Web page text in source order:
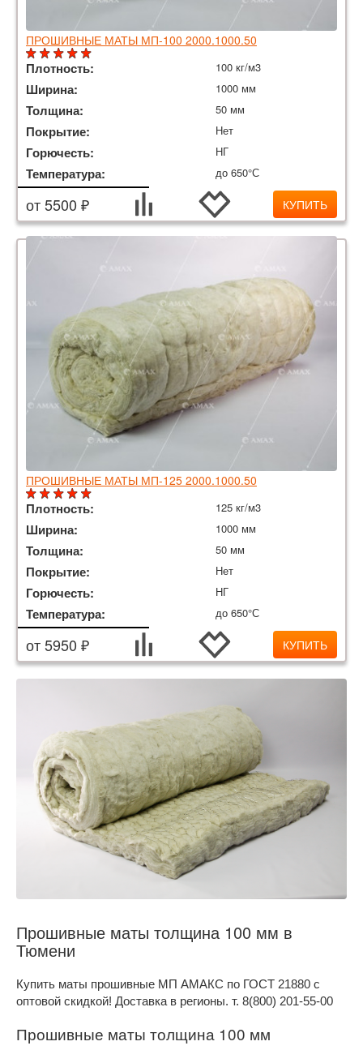
ПРОШИВНЫЕ МАТЫ МП-100 2000.1000.50
Плотность: 100 кг/м3
Ширина: 1000 мм
Толщина: 50 мм
Покрытие: Нет
Горючесть: НГ
Температура: до 650°С
от 5500 ₽ КУПИТЬ
ПРОШИВНЫЕ МАТЫ МП-125 2000.1000.50
Плотность: 125 кг/м3
Ширина: 1000 мм
Толщина: 50 мм
Покрытие: Нет
Горючесть: НГ
Температура: до 650°С
от 5950 ₽ КУПИТЬ
Прошивные маты толщина 100 мм в
Тюмени
Купить маты прошивные МП АМАКС по ГОСТ 21880 с
оптовой скидкой! Доставка в регионы. т. 8(800) 201-55-00
Прошивные маты толщина 100 мм